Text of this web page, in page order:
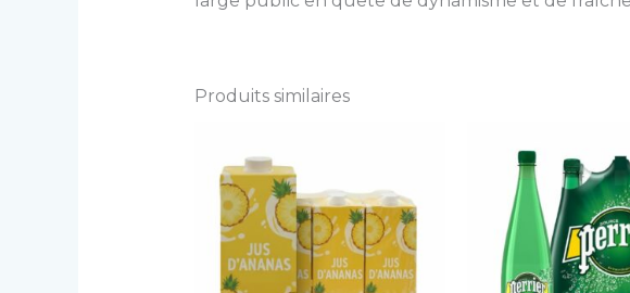
Produits similaires